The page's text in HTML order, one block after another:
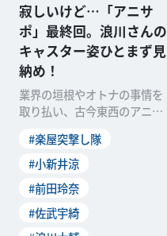
寂しいけど…「アニサ
ポ」最終回。浪川さんの
キャスター姿ひとまず見
納め！
業界の垣根やオトナの事情を
取り払い、古今東西のアニメ
えてくれる総合アニメワ
#楽屋突撃し隊
#小新井涼
#前田玲奈
#佐武宇綺